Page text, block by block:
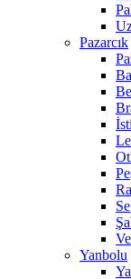
Pazarcık
Yanbolu